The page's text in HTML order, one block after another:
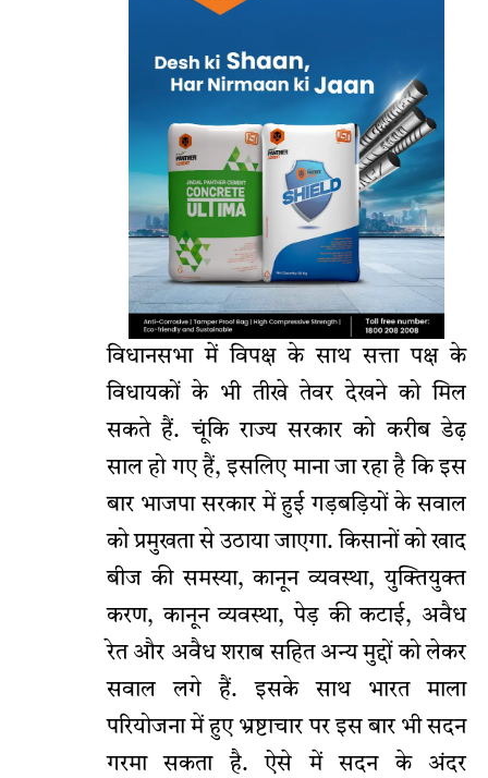
विधानसभा में विपक्ष के साथ सत्ता पक्ष के
विधायकों के भी तीखे तेवर देखने को मिल
सकते हैं. चूंकि राज्य सरकार को करीब डेढ़
साल हो गए हैं, इसलिए माना जा रहा है कि इस
बार भाजपा सरकार में हुई गड़बड़ियों के सवाल
को प्रमुखता से उठाया जाएगा. किसानों को खाद
बीज की समस्या, कानून व्यवस्था, युक्तियुक्त
करण, कानून व्यवस्था, पेड़ की कटाई, अवैध
रेत और अवैध शराब सहित अन्य मुद्दों को लेकर
सवाल लगे हैं. इसके साथ भारत माला
परियोजना में हुए भ्रष्टाचार पर इस बार भी सदन
गरमा सकता है. ऐसे में सदन के अंदर